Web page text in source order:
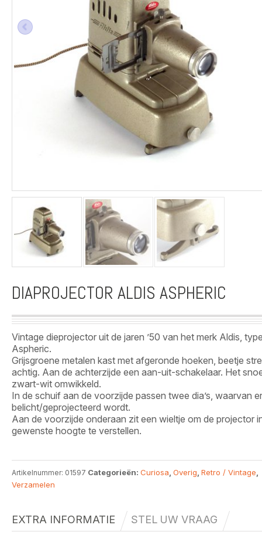
DIAPROJECTOR ALDIS ASPHERIC
Vintage dieprojector uit de jaren ’50 van het merk Aldis,
Aspheric.
Grijsgroene metalen kast met afgeronde hoeken, beetje
achtig. Aan de achterzijde een aan-uit-schakelaar. Het
zwart-wit omwikkeld.
In de schuif aan de voorzijde passen twee dia’s, waarvan
belicht/geprojecteerd wordt.
Aan de voorzijde onderaan zit een wieltje om de projector
gewenste hoogte te verstellen.
Artikelnummer: 01597 Categorieën: Curiosa, Overig, Retro / Vintage,
Verzamelen
EXTRA INFORMATIE STEL UW VRAAG